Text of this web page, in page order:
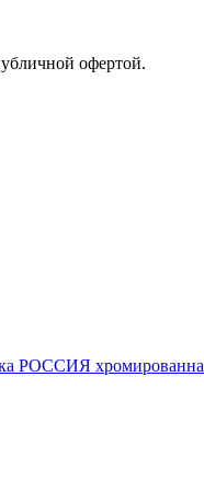
офертой.
РОССИЯ